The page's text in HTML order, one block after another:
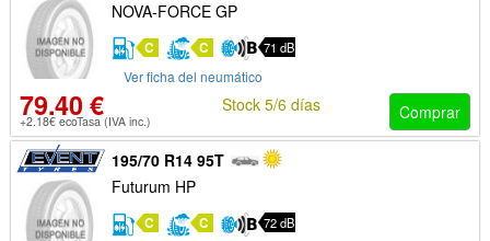
NOVA-FORCE GP
C C 71 dB
Ver ficha del neumático
79.40 €
+2.18€ ecoTasa (IVA inc.) Comprar
Stock 5/6 días
195/70 R14 95T
Futurum HP
C C 72 dB